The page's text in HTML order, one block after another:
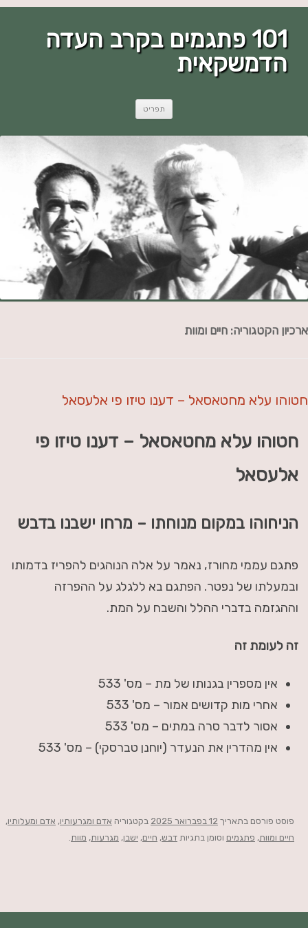
101 פתגמים בקרב העדה
הדמשקאית
תפריט
ארכיון הקטגוריה: חיים ומוות
חטוהו עלא מחטאסאל – דענו טיזו פי אלעסאל
חטוהו עלא מחטאסאל – דענו טיזו פי
אלעסאל
הניחוהו במקום מנוחתו – מרחו ישבנו בדבש
פתגם עממי מחורז, נאמר על אלה הנוהגים להפריז בדמותו
ובמעלתו של נפטר. הפתגם בא ללגלג על ההפרזה
וההגזמה בדברי ההלל והשבח על המת.
זה לעומת זה
אין מספרין בגנותו של מת – מס' 533
אחרי מות קדושים אמור – מס' 533
אסור לדבר סרה במתים – מס' 533
אין מהדרין את הנעדר (יוחנן טברסקי) – מס' 533
פוסט פורסם בתאריך 12 בפברואר 2025 בקטגוריה אדם ומגרעותיו, אדם ומעלותיו,
חיים ומוות, פתגמים וסומן בתגיות דבש, חיים, ישבן, מגרעות, מוות.